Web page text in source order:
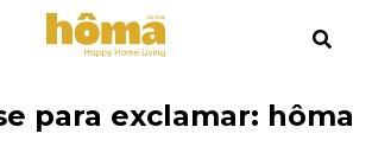
para exclamar: hôma